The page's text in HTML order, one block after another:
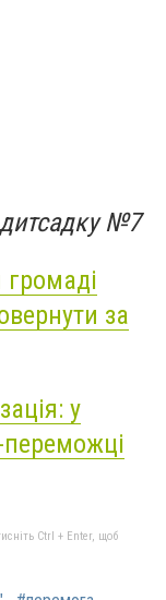
№7
громаді
за
у
Ctrl + Enter, щоб